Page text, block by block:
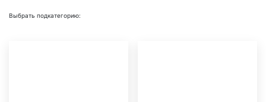
Выбрать подкатегорию: